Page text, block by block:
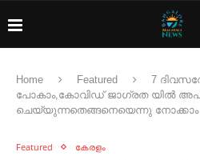
Home Featured
7
പോകാം,കോവിഡ് ജാഗ്രത യിൽ
ചെയ്യുന്നതെങ്ങനെയെന്നു നോക്കാം
Featured കേരളം